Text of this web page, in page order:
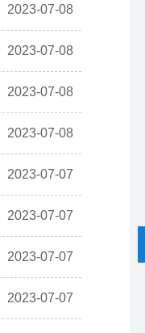
2023-07-08
2023-07-08
2023-07-08
2023-07-08
2023-07-07
2023-07-07
2023-07-07
2023-07-07